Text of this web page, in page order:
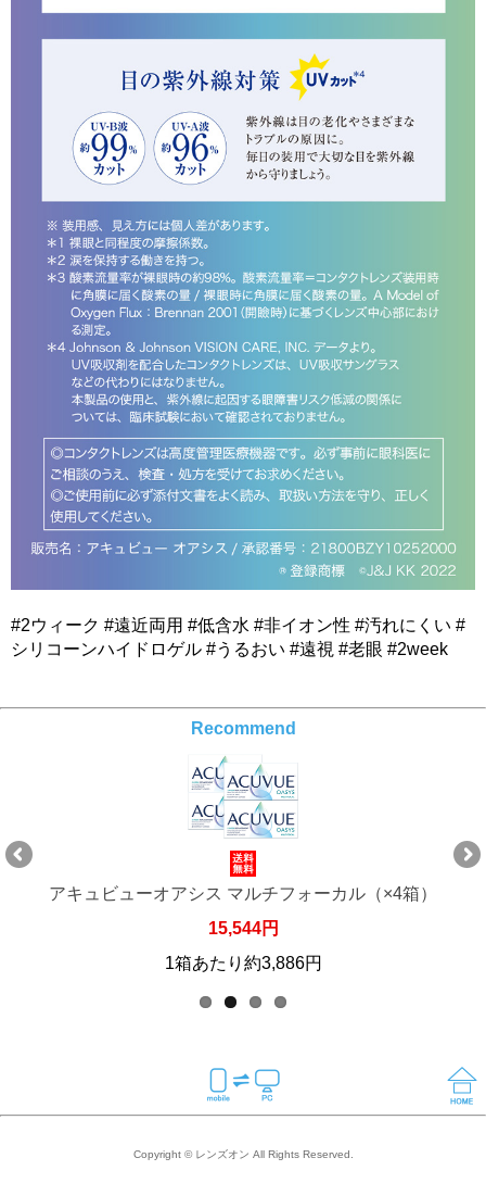
#2ウィーク #遠近両用 #低含水 #非イオン性 #汚れにくい #
シリコーンハイドロゲル #うるおい #遠視 #老眼 #2week
Recommend
アキュビューオアシス マルチフォーカル（×4箱）
15,544円
1箱あたり約3,886円
Copyright © レンズオン All Rights Reserved.